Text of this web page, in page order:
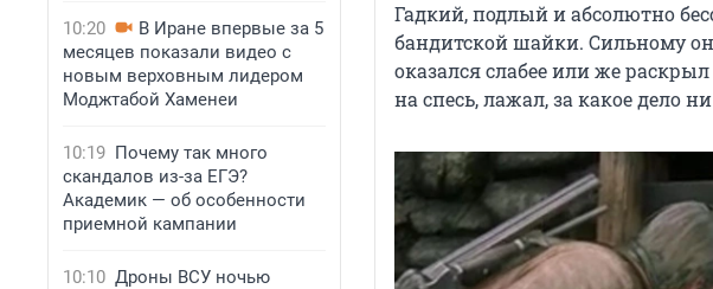
10:20
В Иране впервые за 5
месяцев показали видео с
новым верховным лидером
Моджтабой Хаменеи
10:19 Почему так много
скандалов из-за ЕГЭ?
Академик — об особенности
приемной кампании
10:10 Дроны ВСУ ночью
Гадкий, подлый и абсолютно
бандитской шайки. Сильному он
оказался слабее или же
на спесь, лажал, за какое дело